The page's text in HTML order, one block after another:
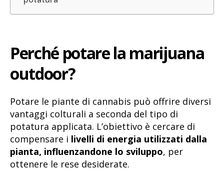
Perché potare la marijuana
outdoor?
Potare le piante di cannabis può offrire diversi
vantaggi colturali a seconda del tipo di
potatura applicata. L’obiettivo è cercare di
compensare i livelli di energia utilizzati dalla
pianta, influenzandone lo sviluppo, per
ottenere le rese desiderate.